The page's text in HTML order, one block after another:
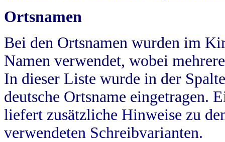
Ortsnamen
Bei den Ortsnamen wurden im
Namen verwendet, wobei
In dieser Liste wurde in der
deutsche Ortsname eingetragen.
liefert zusätzliche Hinweise zu
verwendeten Schreibvarianten.